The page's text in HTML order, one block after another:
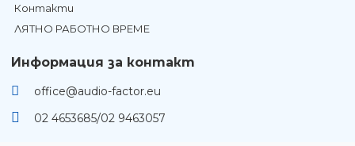
Контакти
ЛЯТНО РАБОТНО ВРЕМЕ
Информация за контакт
office@audio-factor.eu
02 4653685/02 9463057